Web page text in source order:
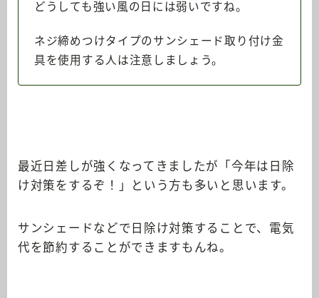
どうしても強い風の日には弱いですね。
ネジ締めつけタイプのサンシェード取り付け金
具を使用する人は注意しましょう。
最近日差しが強くなってきましたが「今年は日除
け対策をするぞ！」という方も多いと思います。
サンシェードなどで日除け対策することで、電気
代を節約することができますもんね。